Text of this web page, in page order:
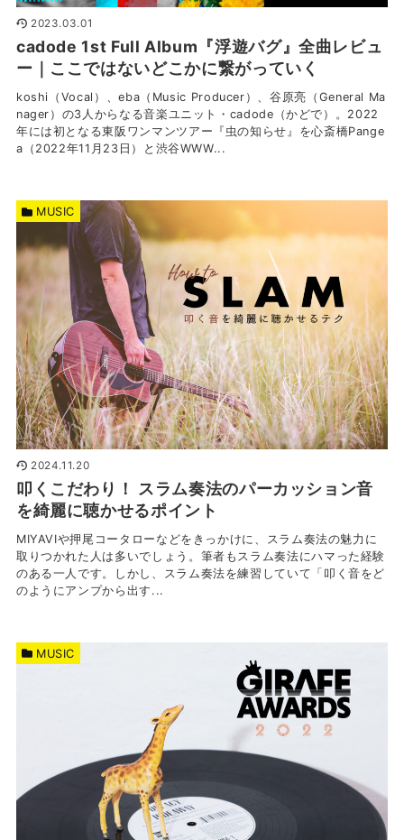
2023.03.01
cadode 1st Full Album『浮遊バグ』全曲レビュ
ー｜ここではないどこかに繋がっていく
koshi（Vocal）、eba（Music Producer）、谷原亮（General Ma
nager）の3人からなる音楽ユニット・cadode（かどで）。2022
年には初となる東阪ワンマンツアー『虫の知らせ』を心斎橋Pange
a（2022年11月23日）と渋谷WWW...
2024.11.20
叩くこだわり！ スラム奏法のパーカッション音
を綺麗に聴かせるポイント
MIYAVIや押尾コータローなどをきっかけに、スラム奏法の魅力に
取りつかれた人は多いでしょう。筆者もスラム奏法にハマった経験
のある一人です。しかし、スラム奏法を練習していて「叩く音をど
のようにアンプから出す...
MUSIC
MUSIC